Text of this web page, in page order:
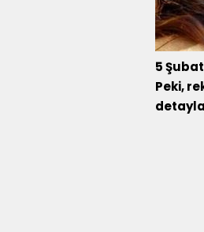
5
Peki,